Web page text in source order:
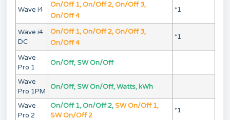
Wave i4
On/Off 1, On/Off 2, On/Off 3,
On/Off 4
*1
Wave i4
DC
On/Off 1, On/Off 2, On/Off 3,
On/Off 4
*1
Wave
Pro 1
On/Off, SW On/Off
Wave
Pro 1PM
On/Off, SW On/Off, Watts, kWh
Wave
Pro 2
On/Off 1, On/Off 2,SW On/Off 1,
SW On/Off 2
*1